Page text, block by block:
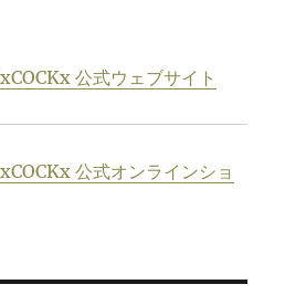
公式ウェブサイト
公式オンラインショ